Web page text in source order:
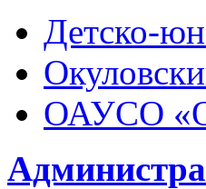
Детско-
ОАУСО